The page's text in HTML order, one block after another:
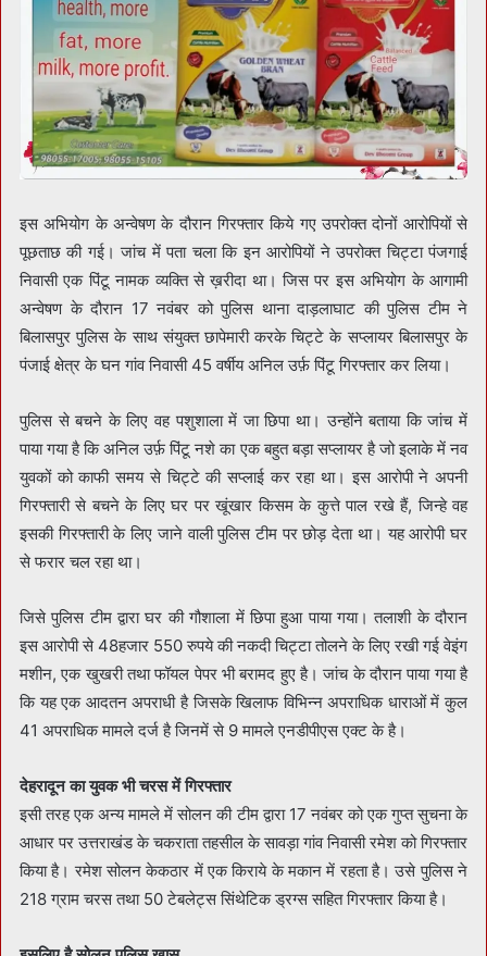
इस अभियोग के अन्वेषण के दौरान गिरफ्तार किये गए उपरोक्त दोनों आरोपियों से
पूछताछ की गई। जांच में पता चला कि इन आरोपियों ने उपरोक्त चिट्टा पंजगाई
निवासी एक पिंटू नामक व्यक्ति से ख़रीदा था। जिस पर इस अभियोग के आगामी
अन्वेषण के दौरान 17 नवंबर को पुलिस थाना दाड़लाघाट की पुलिस टीम ने
बिलासपुर पुलिस के साथ संयुक्त छापेमारी करके चिट्टे के सप्लायर बिलासपुर के
पंजाई क्षेत्र के घन गांव निवासी 45 वर्षीय अनिल उर्फ़ पिंटू गिरफ्तार कर लिया।
पुलिस से बचने के लिए वह पशुशाला में जा छिपा था। उन्होंने बताया कि जांच में
पाया गया है कि अनिल उर्फ़ पिंटू नशे का एक बहुत बड़ा सप्लायर है जो इलाके में नव
युवकों को काफी समय से चिट्टे की सप्लाई कर रहा था। इस आरोपी ने अपनी
गिरफ्तारी से बचने के लिए घर पर खूंखार किसम के कुत्ते पाल रखे हैं, जिन्हे वह
इसकी गिरफ्तारी के लिए जाने वाली पुलिस टीम पर छोड़ देता था। यह आरोपी घर
से फरार चल रहा था।
जिसे पुलिस टीम द्वारा घर की गौशाला में छिपा हुआ पाया गया। तलाशी के दौरान
इस आरोपी से 48हजार 550 रुपये की नकदी चिट्टा तोलने के लिए रखी गई वेइंग
मशीन, एक खुखरी तथा फॉयल पेपर भी बरामद हुए है। जांच के दौरान पाया गया है
कि यह एक आदतन अपराधी है जिसके खिलाफ विभिन्न अपराधिक धाराओं में कुल
41 अपराधिक मामले दर्ज है जिनमें से 9 मामले एनडीपीएस एक्ट के है।
देहरादून का युवक भी चरस में गिरफ्तार
इसी तरह एक अन्य मामले में सोलन की टीम द्वारा 17 नवंबर को एक गुप्त सुचना के
आधार पर उत्तराखंड के चकराता तहसील के सावड़ा गांव निवासी रमेश को गिरफ्तार
किया है। रमेश सोलन केकठार में एक किराये के मकान में रहता है। उसे पुलिस ने
218 ग्राम चरस तथा 50 टेबलेट्स सिंथेटिक ड्रग्स सहित गिरफ्तार किया है।